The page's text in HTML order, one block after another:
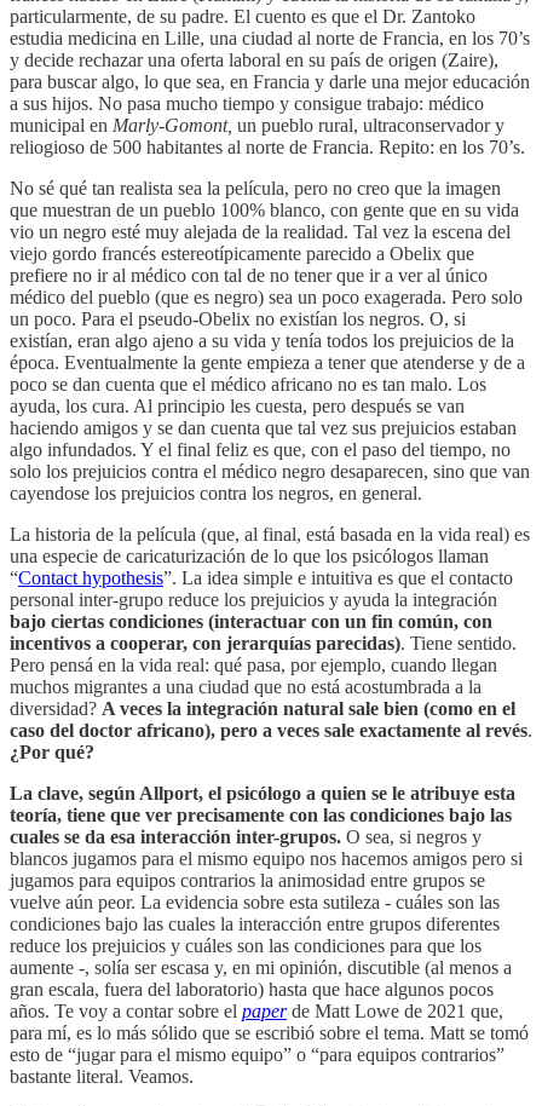
particularmente, de su padre. El cuento es que el Dr. Zantoko
estudia medicina en Lille, una ciudad al norte de Francia, en los 70’s
y decide rechazar una oferta laboral en su país de origen (Zaire),
para buscar algo, lo que sea, en Francia y darle una mejor educación
a sus hijos. No pasa mucho tiempo y consigue trabajo: médico
municipal en Marly-Gomont, un pueblo rural, ultraconservador y
reliogioso de 500 habitantes al norte de Francia. Repito: en los 70’s.
No sé qué tan realista sea la película, pero no creo que la imagen
que muestran de un pueblo 100% blanco, con gente que en su vida
vio un negro esté muy alejada de la realidad. Tal vez la escena del
viejo gordo francés estereotípicamente parecido a Obelix que
prefiere no ir al médico con tal de no tener que ir a ver al único
médico del pueblo (que es negro) sea un poco exagerada. Pero solo
un poco. Para el pseudo-Obelix no existían los negros. O, si
existían, eran algo ajeno a su vida y tenía todos los prejuicios de la
época. Eventualmente la gente empieza a tener que atenderse y de a
poco se dan cuenta que el médico africano no es tan malo. Los
ayuda, los cura. Al principio les cuesta, pero después se van
haciendo amigos y se dan cuenta que tal vez sus prejuicios estaban
algo infundados. Y el final feliz es que, con el paso del tiempo, no
solo los prejuicios contra el médico negro desaparecen, sino que van
cayendose los prejuicios contra los negros, en general.
La historia de la película (que, al final, está basada en la vida real) es
una especie de caricaturización de lo que los psicólogos llaman
“Contact hypothesis”. La idea simple e intuitiva es que el contacto
personal inter-grupo reduce los prejuicios y ayuda la integración
bajo ciertas condiciones (interactuar con un fin común, con
incentivos a cooperar, con jerarquías parecidas). Tiene sentido.
Pero pensá en la vida real: qué pasa, por ejemplo, cuando llegan
muchos migrantes a una ciudad que no está acostumbrada a la
diversidad? A veces la integración natural sale bien (como en el
caso del doctor africano), pero a veces sale exactamente al revés.
¿Por qué?
La clave, según Allport, el psicólogo a quien se le atribuye esta
teoría, tiene que ver precisamente con las condiciones bajo las
cuales se da esa interacción inter-grupos. O sea, si negros y
blancos jugamos para el mismo equipo nos hacemos amigos pero si
jugamos para equipos contrarios la animosidad entre grupos se
vuelve aún peor. La evidencia sobre esta sutileza - cuáles son las
condiciones bajo las cuales la interacción entre grupos diferentes
reduce los prejuicios y cuáles son las condiciones para que los
aumente -, solía ser escasa y, en mi opinión, discutible (al menos a
gran escala, fuera del laboratorio) hasta que hace algunos pocos
años. Te voy a contar sobre el paperde Matt Lowe de 2021 que,
para mí, es lo más sólido que se escribió sobre el tema. Matt se tomó
esto de “jugar para el mismo equipo” o “para equipos contrarios”
bastante literal. Veamos.